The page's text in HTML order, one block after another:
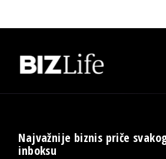
Najvažnije biznis priče
inboksu